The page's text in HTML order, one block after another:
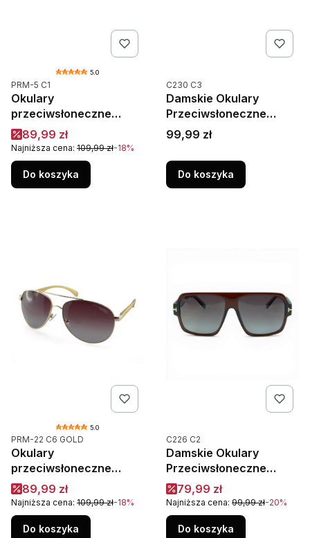
5.0
Kod produktu
PRM-5 C1
Okulary
przeciwsłoneczne
męskie prostokątne
pilotki aviator Prius
PRM-5 C1 czarne
polaryzacyjne
Cena promocyjna
89,99 zł
Najniższa cena: 109,99 zł-18%
Do koszyka
Kod produktu
C230 C3
Damskie Okulary
Przeciwsłoneczne
Polaryzacja UV400
Camilla C230C3
Niebieski Szylkret
Cena
99,99 zł
Do koszyka
5.0
Kod produktu
PRM-22 C6 GOLD
Okulary
przeciwsłoneczne
męskie pilotki aviator
Prius PRM-22 C6 złote
polaryzacyjne
Cena promocyjna
89,99 zł
Najniższa cena: 109,99 zł-18%
Do koszyka
Kod produktu
C226 C2
Damskie Okulary
Przeciwsłoneczne
Polaryzacja UV400
Camilla C226C2
Mahoniowe
Cena promocyjna
79,99 zł
Najniższa cena: 99,99 zł-20%
Do koszyka